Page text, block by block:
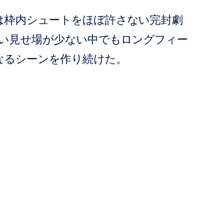
内シュートをほぼ許さない完封劇
見せ場が少ない中でもロングフィー
シーンを作り続けた。